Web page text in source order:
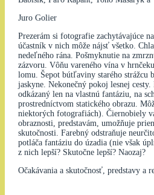
Juro Golier
Prezerám si fotografie zachytávajúce
účastník v nich môže nájsť všetko.
nedeľného rána. Pošmyknutie na
zázvoru. Vôňu vareného vína v
lomu. Šepot bútľaviny starého strážcu
jaskyne. Nekonečný pokoj lesnej
odkázaný len na vlastnú fantáziu, na
prostredníctvom statického obrazu.
niektorých fotografiách). Čiernobiely
obraznosti, predstavám, umožňuje
skutočnosti. Farebný odstraňuje
potláča fantáziu do úzadia (nie však
z nich lepší? Skutočne lepší? Naozaj?
Očakávania a skutočnosť, predstavy a